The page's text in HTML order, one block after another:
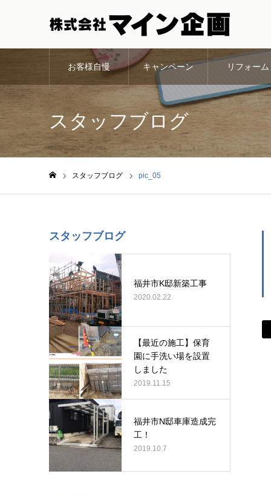
お客様自慢 キャンペーン リフォーム
スタッフブログ
スタッフブログ pic_05
スタッフブログ
福井市K邸新築工事
2020.02.22
【最近の施工】保育
園に手洗い場を設置
しました
2019.11.15
福井市N邸車庫造成完
工！
2019.10.7